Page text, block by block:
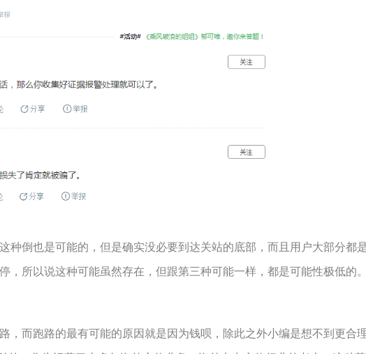
倒也是可能的，但是确实没必要到达关站的底部，而且用户大部分都
所以说这种可能虽然存在，但跟第三种可能一样，都是可能性极低的。
而跑路的最有可能的原因就是因为钱呗，除此之外小编是想不到更合